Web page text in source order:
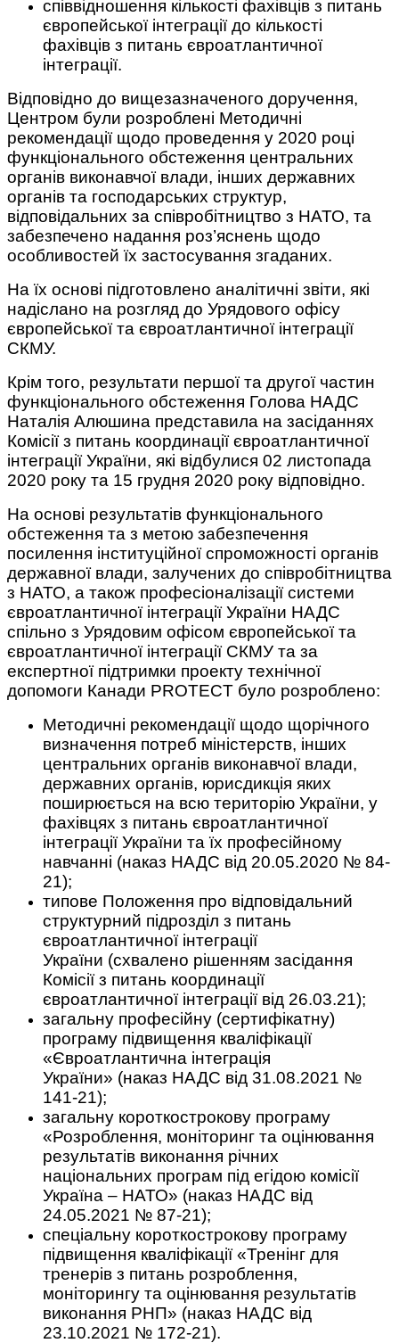
співвідношення кількості фахівців з питань
європейської інтеграції до кількості
фахівців з питань євроатлантичної
інтеграції.
Відповідно до вищезазначеного доручення,
Центром були розроблені Методичні
рекомендації щодо проведення у 2020 році
функціонального обстеження центральних
органів виконавчої влади, інших державних
органів та господарських структур,
відповідальних за співробітництво з НАТО, та
забезпечено надання роз’яснень щодо
особливостей їх застосування згаданих.
На їх основі підготовлено аналітичні звіти, які
надіслано на розгляд до Урядового офісу
європейської та євроатлантичної інтеграції
СКМУ.
Крім того, результати першої та другої частин
функціонального обстеження Голова НАДС
Наталія Алюшина представила на засіданнях
Комісії з питань координації євроатлантичної
інтеграції України, які відбулися 02 листопада
2020 року та 15 грудня 2020 року відповідно.
На основі результатів функціонального
обстеження та з метою забезпечення
посилення інституційної спроможності органів
державної влади, залучених до співробітництва
з НАТО, а також професіоналізації системи
євроатлантичної інтеграції України НАДС
спільно з Урядовим офісом європейської та
євроатлантичної інтеграції СКМУ та за
експертної підтримки проекту технічної
допомоги Канади PROTECT було розроблено:
Методичні рекомендації щодо щорічного
визначення потреб міністерств, інших
центральних органів виконавчої влади,
державних органів, юрисдикція яких
поширюється на всю територію України, у
фахівцях з питань євроатлантичної
інтеграції України та їх професійному
навчанні (наказ НАДС від 20.05.2020 № 84-
21);
типове Положення про відповідальний
структурний підрозділ з питань
євроатлантичної інтеграції
України (схвалено рішенням засідання
Комісії з питань координації
євроатлантичної інтеграції від 26.03.21);
загальну професійну (сертифікатну)
програму підвищення кваліфікації
«Євроатлантична інтеграція
України» (наказ НАДС від 31.08.2021 №
141-21);
загальну короткострокову програму
«Розроблення, моніторинг та оцінювання
результатів виконання річних
національних програм під егідою комісії
Україна – НАТО» (наказ НАДС від
24.05.2021 № 87-21);
спеціальну короткострокову програму
підвищення кваліфікації «Тренінг для
тренерів з питань розроблення,
моніторингу та оцінювання результатів
виконання РНП» (наказ НАДС від
23.10.2021 № 172-21).